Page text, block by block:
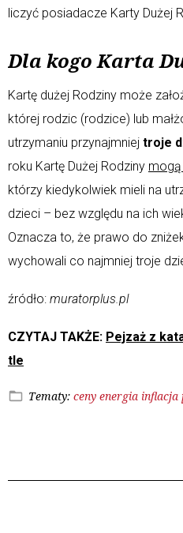
liczyć posiadacze Karty Dużej
Dla kogo Karta
Kartę dużej Rodziny może
której rodzic (rodzice) lub
utrzymaniu przynajmniej troje
roku Kartę Dużej Rodziny mogą
którzy kiedykolwiek mieli na
dzieci – bez względu na ich
Oznacza to, że prawo do
wychowali co najmniej troje
źródło: muratorplus.pl
CZYTAJ TAKŻE: Pejzaż z
tle
Tematy: ceny energia inflacja